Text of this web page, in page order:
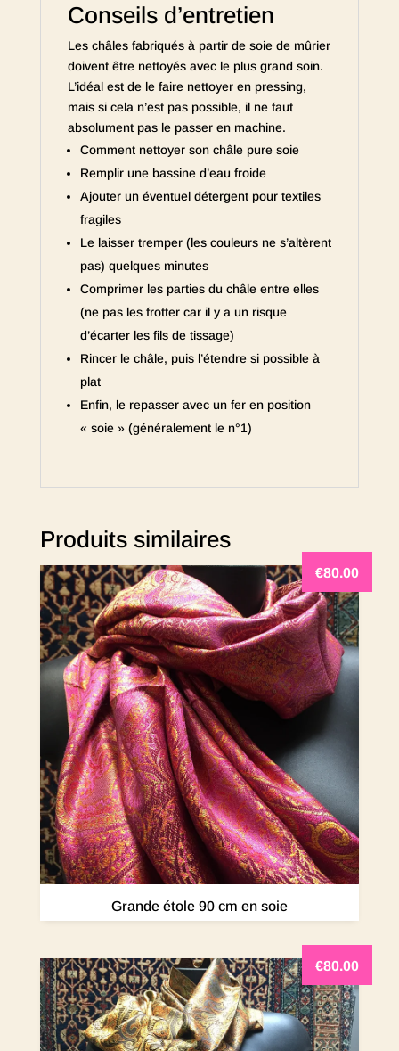
Conseils d’entretien
Les châles fabriqués à partir de soie de mûrier
doivent être nettoyés avec le plus grand soin.
L’idéal est de le faire nettoyer en pressing,
mais si cela n’est pas possible, il ne faut
absolument pas le passer en machine.
Comment nettoyer son châle pure soie
Remplir une bassine d’eau froide
Ajouter un éventuel détergent pour textiles
fragiles
Le laisser tremper (les couleurs ne s’altèrent
pas) quelques minutes
Comprimer les parties du châle entre elles
(ne pas les frotter car il y a un risque
d’écarter les fils de tissage)
Rincer le châle, puis l’étendre si possible à
plat
Enfin, le repasser avec un fer en position
« soie » (généralement le n°1)
Produits similaires
Grande étole 90 cm en soie
€80.00
€80.00